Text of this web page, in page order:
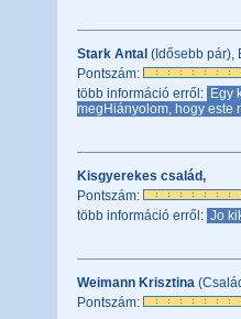
Stark Antal (Idősebb pár),
Pontszám:
több információ erről: Egy
megHiányolom, hogy este
Kisgyerekes család,
Pontszám:
több információ erről: Jo
Weimann Krisztina
Pontszám: